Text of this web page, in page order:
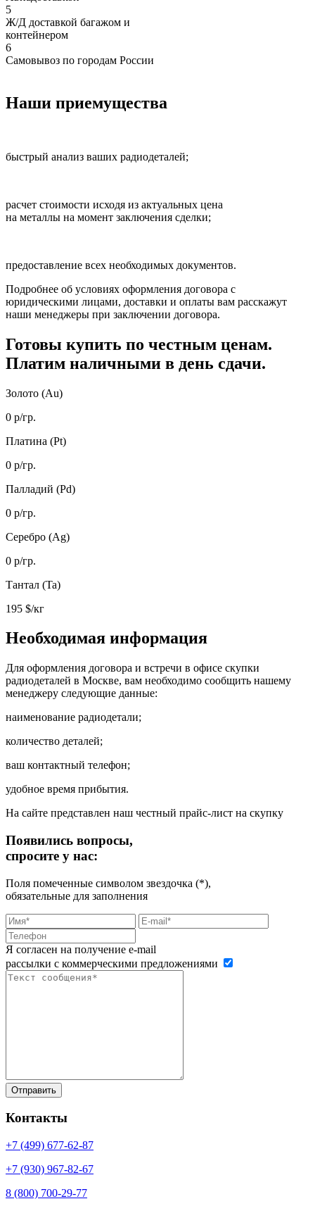
5
Ж/Д доставкой багажом и
контейнером
6
Самовывоз по городам России
Наши приемущества
быстрый анализ ваших радиодеталей;
расчет стоимости исходя из актуальных цена
на металлы на момент заключения сделки;
предоставление всех необходимых документов.
Подробнее об условиях оформления договора с
юридическими лицами, доставки и оплаты вам расскажут
наши менеджеры при заключении договора.
Готовы купить по честным ценам.
Платим наличными в день сдачи.
Золото (Au)
0 р/гр.
Платина (Pt)
0 р/гр.
Палладий (Pd)
0 р/гр.
Серебро (Ag)
0 р/гр.
Тантал (Ta)
195 $/кг
Необходимая информация
Для оформления договора и встречи в офисе скупки
радиодеталей в Москве, вам необходимо сообщить нашему
менеджеру следующие данные:
наименование радиодетали;
количество деталей;
ваш контактный телефон;
удобное время прибытия.
На сайте представлен наш честный прайс-лист на скупку
Появились вопросы,
спросите у нас:
Поля помеченные символом звездочка (*),
обязательные для заполнения
Я согласен на получение e-mail
рассылки с коммерческими предложениями
Контакты
+7 (499) 677-62-87
+7 (930) 967-82-67
8 (800) 700-29-77